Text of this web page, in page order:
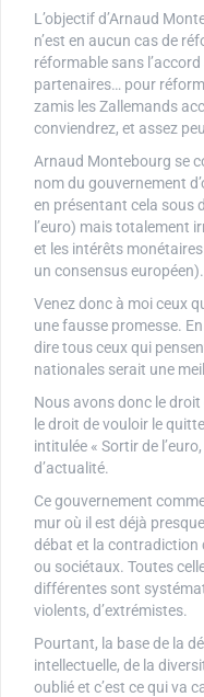
L’objectif d’Arnaud
n’est en aucun cas de
réformable sans
partenaires… pour
zamis les Zallemands
conviendrez, et assez
Arnaud Montebourg se
nom du gouvernement
en présentant cela sous
l’euro) mais totalement
et les intérêts
un consensus européen).
Venez donc à moi ceux
une fausse promesse.
dire tous ceux qui
nationales serait une
Nous avons donc le droit
le droit de vouloir le
intitulée « Sortir de
d’actualité.
Ce gouvernement
mur où il est déjà
débat et la contradiction
ou sociétaux. Toutes
différentes sont
violents, d’extrémistes.
Pourtant, la base de la
intellectuelle, de la
oublié et c’est ce qui va